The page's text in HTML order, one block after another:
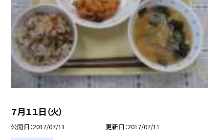
７月１１日（火）
公開日 2017/07/11 更新日 2017/07/11